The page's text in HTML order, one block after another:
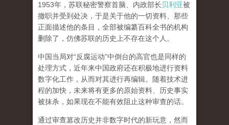
1953年，苏联秘密警察首脑、内政部长贝利亚被
撤职并受到处决，于是关于他的一切资料、那些
正面描述他的条目，全部被编纂百科全书的机构
删除了，仿佛苏联的历史上不存在这个人。
中国当局对“反腐运动”中倒台的高官也是同样的
处理方式，近年来中国政府还在积极地进行资料
数字化工作，从而对其进行再编辑。随着技术进
程的加快，未来将有更多的原始资料、历史事实
被抹杀，如果现在不能有效阻止这种审查的话。
通过审查篡改历史并非数字时代的新玩意，然而